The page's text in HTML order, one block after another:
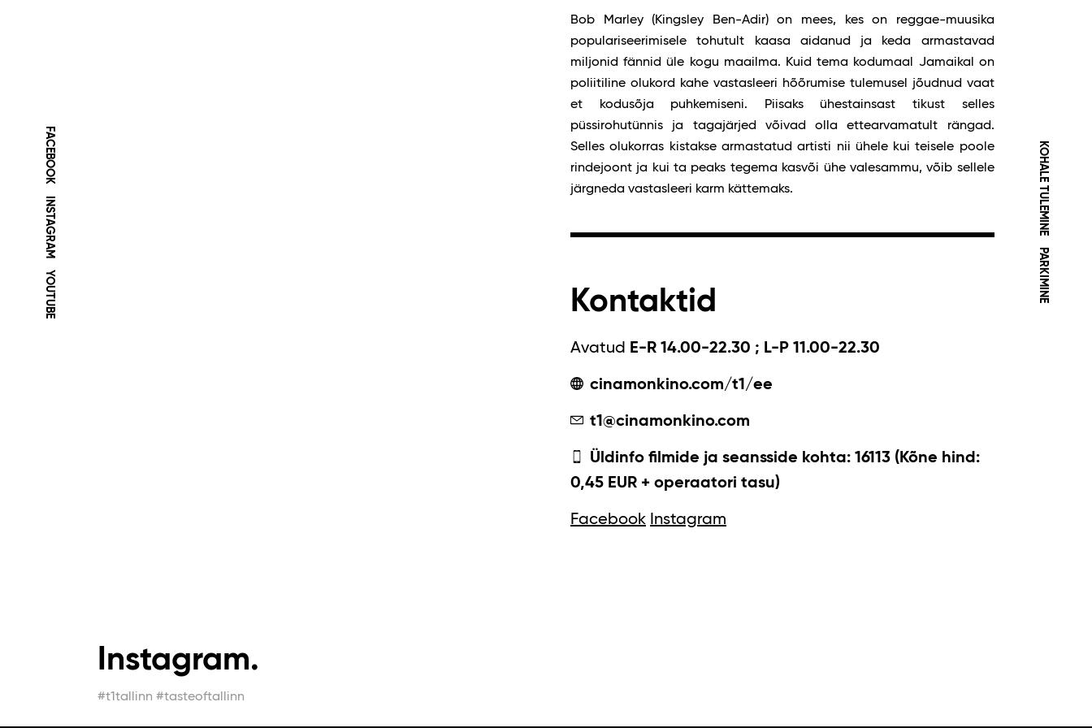
FACEBOOK
INSTAGRAM
YOUTUBE
KOHALE TULEMINE
PARKIMINE
Bob Marley (Kingsley Ben-Adir) on mees, kes on reggae-muusika
populariseerimisele tohutult kaasa aidanud ja keda armastavad
miljonid fännid üle kogu maailma. Kuid tema kodumaal Jamaikal on
poliitiline olukord kahe vastasleeri hõõrumise tulemusel jõudnud vaat
et kodusõja puhkemiseni. Piisaks ühestainsast tikust selles
püssirohutünnis ja tagajärjed võivad olla ettearvamatult rängad.
Selles olukorras kistakse armastatud artisti nii ühele kui teisele poole
rindejoont ja kui ta peaks tegema kasvõi ühe valesammu, võib sellele
järgneda vastasleeri karm kättemaks.
Kontaktid
Avatud E-R 14.00-22.30 ; L-P 11.00-22.30
cinamonkino.com/t1/ee
t1@cinamonkino.com
Üldinfo filmide ja seansside kohta: 16113 (Kõne hind:
0,45 EUR + operaatori tasu)
Facebook Instagram
Instagram.
#t1tallinn #tasteoftallinn